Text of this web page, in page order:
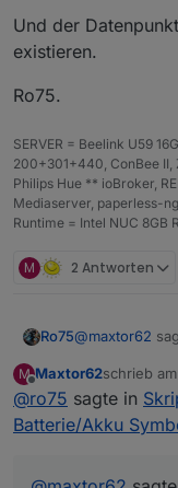
const
Und der
existieren.
Ro75.
SERVER = Beelink U59
200+301+440, ConBee II,
Philips Hue ** ioBroker,
Mediaserver, paperless-
Runtime = Intel NUC 8GB
M 2 Antworten
Ro75@maxtor62
const
M
Offline
Maxtor62schrieb am
zuletzt
@ro75 sagte in
Batterie/Akku